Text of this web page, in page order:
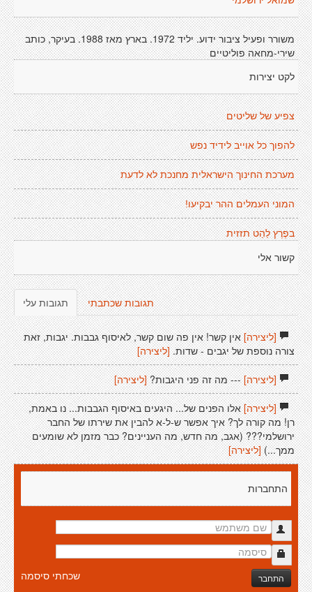
משורר ופעיל ציבור ידוע. יליד 1972. בארץ מאז 1988. בעיקר, כותב
שירי-מחאה פוליטיים
לקט יצירות
צפיע של שליטים
להפוך כל אוייב לידיד נפש
מערכת החינוך הישראלית מחנכת לא לדעת
המוני העמלים ההר יבקיעו!
בפֶרֶץ לַהַט תזזית
קשור אלי
תגובות עלי תגובות שכתבתי
[ליצירה]אין קשר! אין פה שום קשר, לאיסוף גבבות. יגבות, זאת
צורה נוספת של יגבים - שדות. [ליצירה]
[ליצירה]--- מה זה פני היגבות? [ליצירה]
[ליצירה]אלו הפנים של... היגעים באיסוף הגבבות... נו באמת,
רן! מה קורה לך? איך אפשר ש-ל-א להבין את שירתו של החבר
ירושלמי??? (אגב, מה חדש, מה העניינים? כבר מזמן לא שומעים
ממך...) [ליצירה]
התחברות
התחבר שכחתי סיסמה